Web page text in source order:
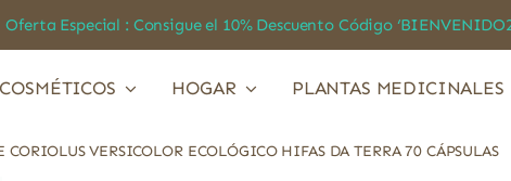
Especial : Consigue el 10% Descuento Código
COSMÉTICOS HOGAR PLANTAS MEDICINALES
VERSICOLOR ECOLÓGICO HIFAS DA TERRA 70 CÁPSULAS